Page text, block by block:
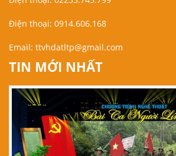
Điện thoại: 0914.606.168
Email: ttvhdatltp@gmail.com
TIN MỚI NHẤT